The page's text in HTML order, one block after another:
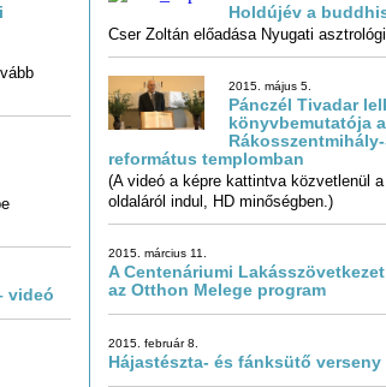
videó
Holdújév a
Cser Zoltán előadása Nyugati
2015. május 5.
Pánczél Tivadar
Rákosszentmihály-
református templomban
(A videó a képre kattintva közvetlenül a
oldaláról indul, HD minőségben.)
2015. március 11.
A Centenáriumi
az Otthon Melege program
2015. február 8.
Hájastészta- és fánksütő verseny